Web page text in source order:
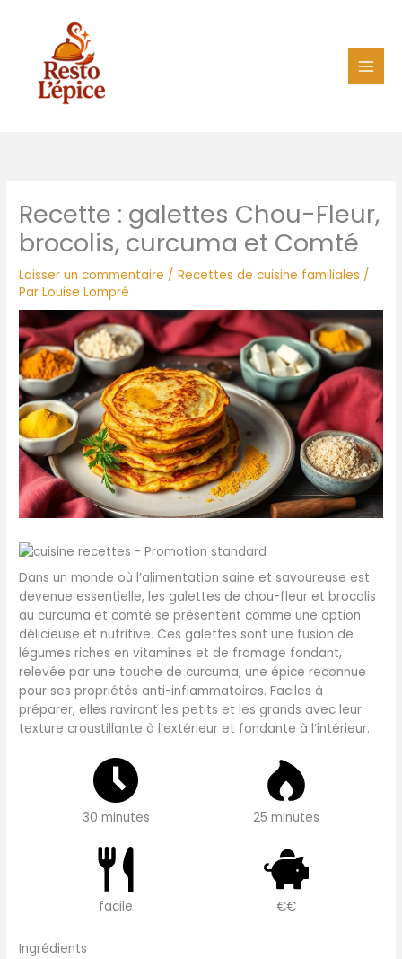
Recette : galettes Chou-Fleur,
brocolis, curcuma et Comté
Laisser un commentaire /Recettes de cuisine familiales /
ParLouise Lompré
Dans un monde où l’alimentation saine et savoureuse est
devenue essentielle, les galettes de chou-fleur et brocolis
au curcuma et comté se présentent comme une option
délicieuse et nutritive. Ces galettes sont une fusion de
légumes riches en vitamines et de fromage fondant,
relevée par une touche de curcuma, une épice reconnue
pour ses propriétés anti-inflammatoires. Faciles à
préparer, elles raviront les petits et les grands avec leur
texture croustillante à l’extérieur et fondante à l’intérieur.
30 minutes 25 minutes
facile €€
Ingrédients